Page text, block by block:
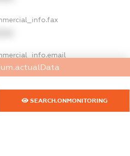
SEARCH.ONMONITORING